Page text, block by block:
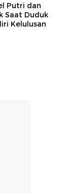
Putri dan
Saat Duduk
Kelulusan